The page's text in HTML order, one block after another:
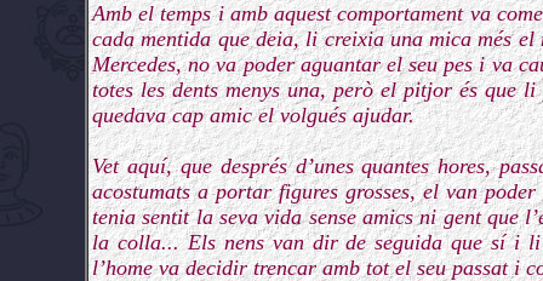
Amb el temps i amb aquest comportament va
cada mentida que deia, li creixia una mica més
Mercedes, no va poder aguantar el seu pes i va
totes les dents menys una, però el pitjor és que
quedava cap amic el volgués ajudar.
Vet aquí, que després d’unes quantes hores,
acostumats a portar figures grosses, el van
tenia sentit la seva vida sense amics ni gent que
la colla... Els nens van dir de seguida que sí i
l’home va decidir trencar amb tot el seu passat i